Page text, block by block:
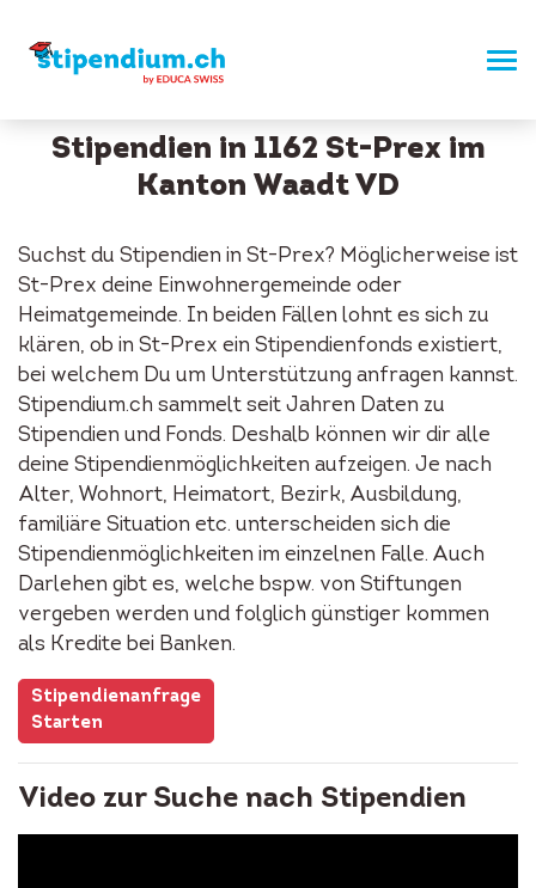
Stipendien in 1162 St-Prex im
Kanton Waadt VD
Suchst du Stipendien in St-Prex? Möglicherweise ist
St-Prex deine Einwohnergemeinde oder
Heimatgemeinde. In beiden Fällen lohnt es sich zu
klären, ob in St-Prex ein Stipendienfonds existiert,
bei welchem Du um Unterstützung anfragen kannst.
Stipendium.ch sammelt seit Jahren Daten zu
Stipendien und Fonds. Deshalb können wir dir alle
deine Stipendienmöglichkeiten aufzeigen. Je nach
Alter, Wohnort, Heimatort, Bezirk, Ausbildung,
familiäre Situation etc. unterscheiden sich die
Stipendienmöglichkeiten im einzelnen Falle. Auch
Darlehen gibt es, welche bspw. von Stiftungen
vergeben werden und folglich günstiger kommen
als Kredite bei Banken.
Stipendienanfrage
Starten
Video zur Suche nach Stipendien